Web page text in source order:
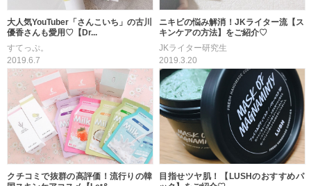
大人気YouTuber「さんこいち」の古川
優香さんも愛用♡【Dr...
すてっぷ。
2019.6.7
ニキビの悩み解消！JKライター流【ス
キンケアの方法】をご紹介♡
JKライター研究生
2019.3.20
クチコミで抜群の高評価！流行りの韓
目指せツヤ肌！【LUSHのおすすめパ